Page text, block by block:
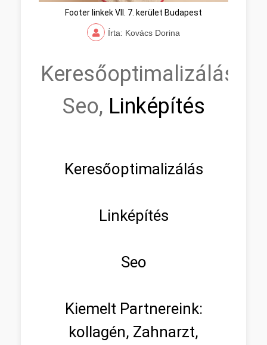
Footer linkek VII. 7. kerület Budapest
Írta: Kovács Dorina
Keresőoptimalizálás,
Seo, Linképítés
Keresőoptimalizálás
Linképítés
Seo
Kiemelt Partnereink:
kollagén, Zahnarzt,